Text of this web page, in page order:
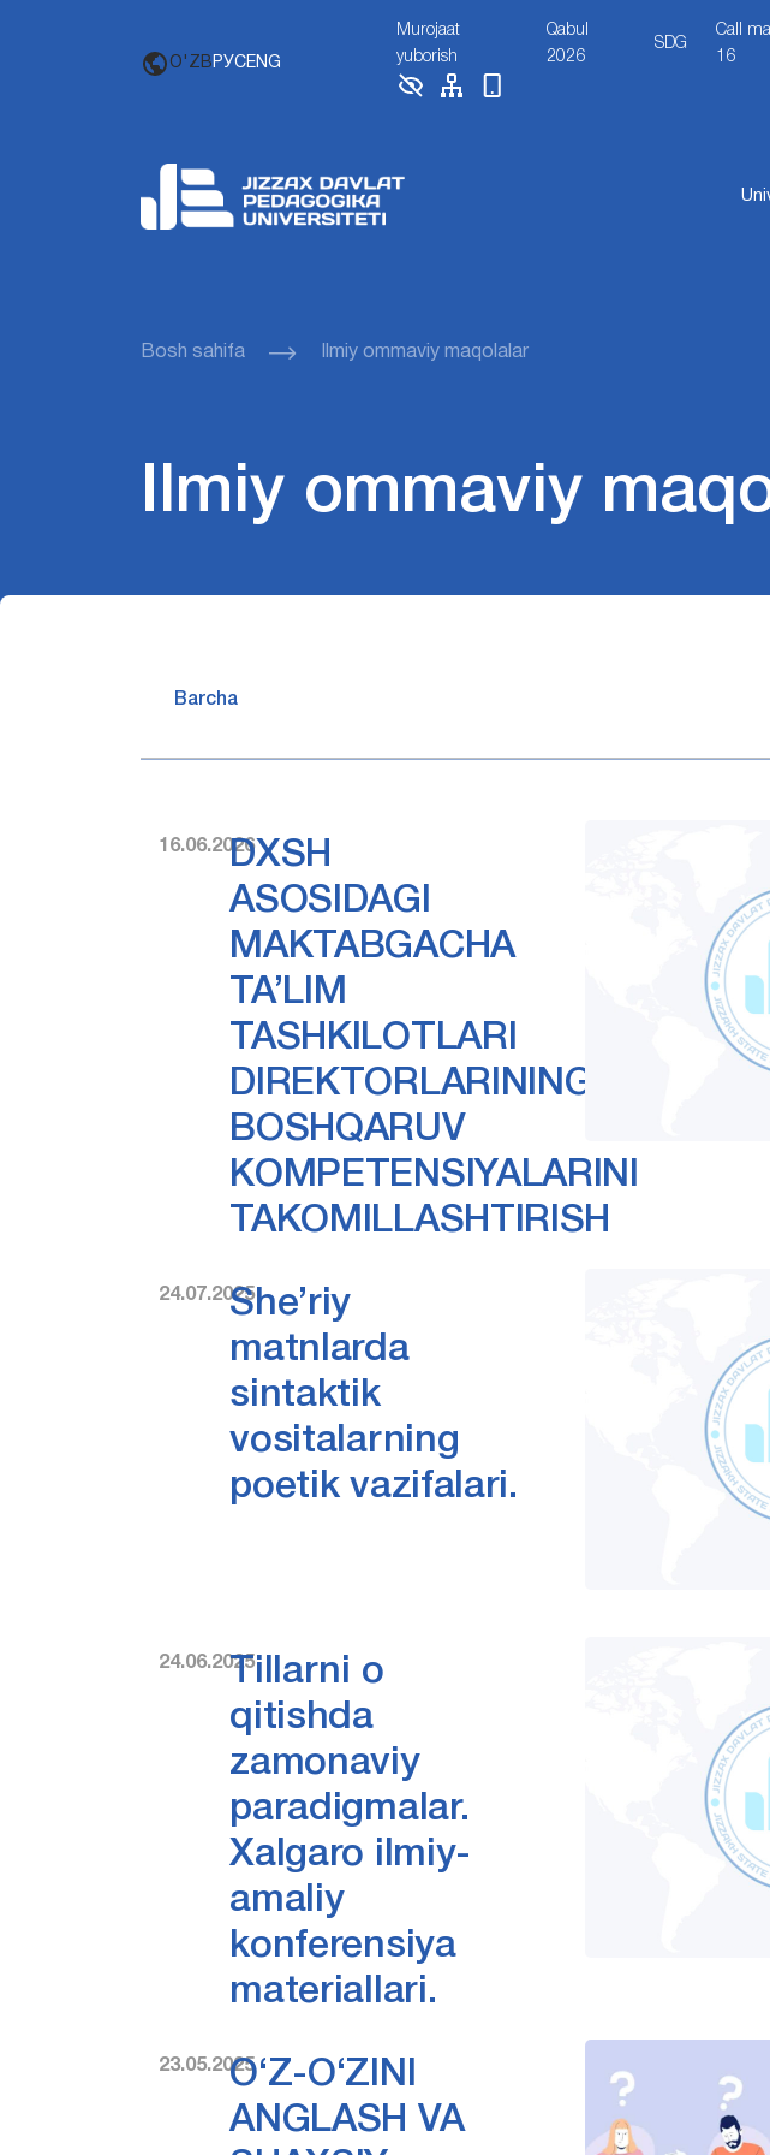
O'ZB РУСENG
Murojaat
yuborish
Qabul
2026
SDG
Call
16
Bosh sahifa Ilmiy ommaviy maqolalar
Ilmiy ommaviy
Barcha
16.06.2026DXSH
ASOSIDAGI
MAKTABGACHA
TA’LIM
TASHKILOTLARI
DIREKTORLARINING
BOSHQARUV
KOMPETENSIYALARINI
TAKOMILLASHTIRISH
24.07.2025She’riy
matnlarda
sintaktik
vositalarning
poetik vazifalari.
24.06.2025Tillarni o
qitishda
zamonaviy
paradigmalar.
Xalgaro ilmiy-
amaliy
konferensiya
materiallari.
23.05.2025O‘Z-O‘ZINI
ANGLASH VA